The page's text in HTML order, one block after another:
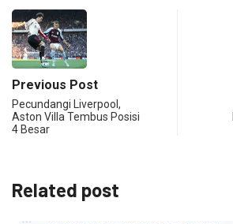
Previous Post
Pecundangi Liverpool,
Aston Villa Tembus Posisi
4 Besar
Related post